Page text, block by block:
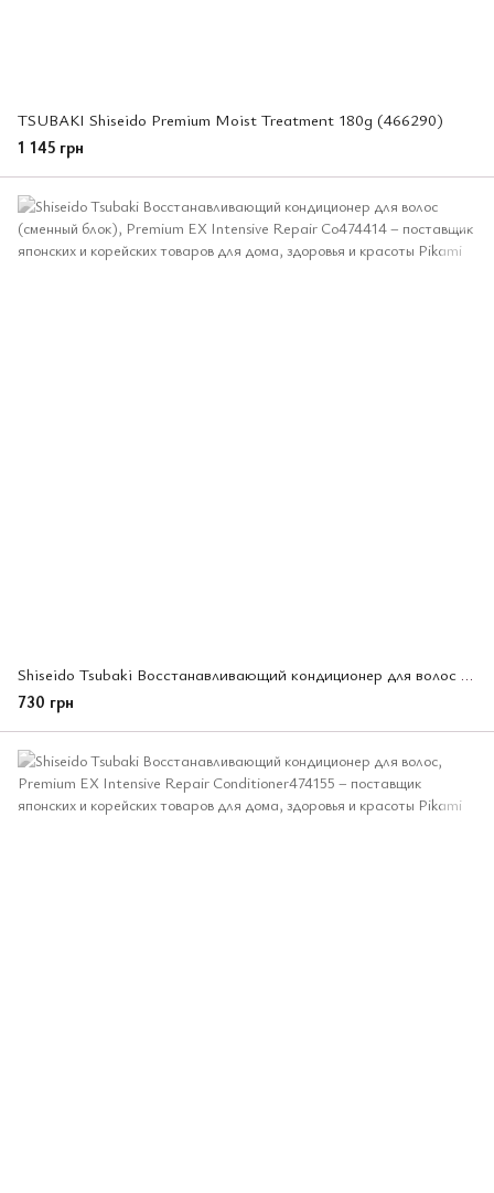
TSUBAKI Shiseido Premium Moist Treatment 180g (466290)
1 145 грн
Shiseido Tsubaki Восстанавливающий кондиционер для волос (сменный блок), Premium EX Intensive Repair Co
730 грн